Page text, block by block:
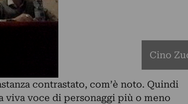
Cino
contrastato, com’è noto. Quindi
voce di personaggi più o meno